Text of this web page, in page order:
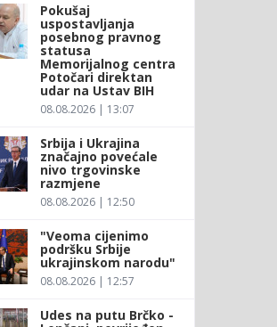
Pokušaj
uspostavljanja
posebnog pravnog
statusa
Memorijalnog centra
Potočari direktan
udar na Ustav BIH
08.08.2026 | 13:07
Srbija i Ukrajina
značajno povećale
nivo trgovinske
razmjene
08.08.2026 | 12:50
"Veoma cijenimo
podršku Srbije
ukrajinskom narodu"
08.08.2026 | 12:57
Udes na putu Brčko -